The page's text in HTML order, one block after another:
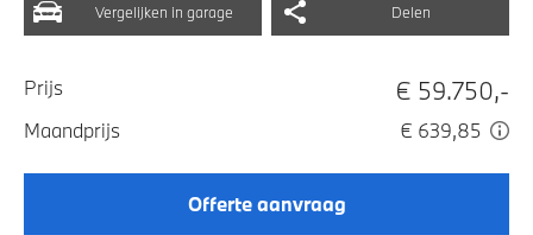
Vergelijken in garage Delen
Prijs € 59.750,-
Maandprijs € 639,85
Offerte aanvraag